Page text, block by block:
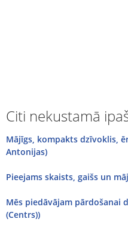
Citi nekustamā
Mājīgs, kompakts dzīvoklis,
Antonijas)
Pieejams skaists, gaišs un
Mēs piedāvājam pārdošanai
(Centrs))